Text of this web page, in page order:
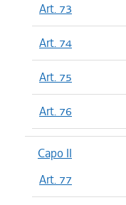
Art. 73
Art. 74
Art. 75
Art. 76
Capo II
Art. 77